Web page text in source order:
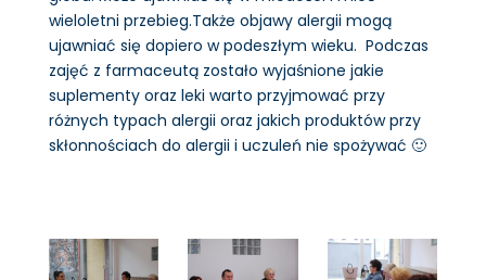
wieloletni przebieg.Także objawy alergii mogą
ujawniać się dopiero w podeszłym wieku. Podczas
zajęć z farmaceutą zostało wyjaśnione jakie
suplementy oraz leki warto przyjmować przy
różnych typach alergii oraz jakich produktów przy
skłonnościach do alergii i uczuleń nie spożywać 🙂